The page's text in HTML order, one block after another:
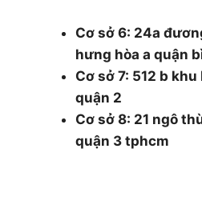
Cơ sở 6: 24a
hưng hòa a quận
Cơ sở 7: 512 b
quận 2
Cơ sở 8: 21 ngô
quận 3 tphcm